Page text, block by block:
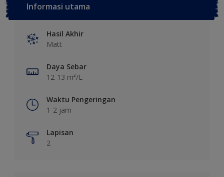
Informasi utama
Hasil Akhir
Matt
Daya Sebar
12-13 m²/L
Waktu Pengeringan
1-2 jam
Lapisan
2